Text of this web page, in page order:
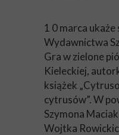
1 0 marca ukaże
Wydawnictwa
Gra w zielone
Kieleckiej,
książek
cytrusów”. W
Szymona
Wojtka